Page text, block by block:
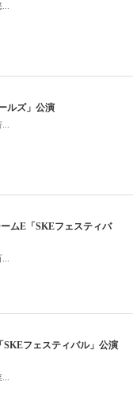
ルズ」公演
ムE「SKEフェスティバ
SKEフェスティバル」公演